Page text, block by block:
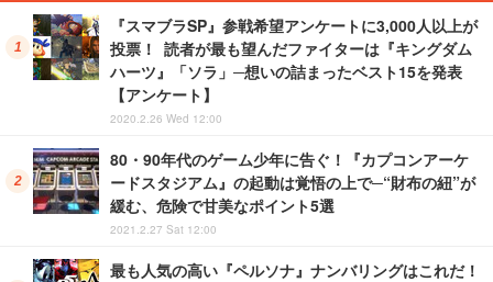
『スマブラSP』参戦希望アンケートに3,000人以上が
投票！ 読者が最も望んだファイターは『キングダム
ハーツ』「ソラ」─想いの詰まったベスト15を発表
【アンケート】
2020.2.26 Wed 12:00
80・90年代のゲーム少年に告ぐ！『カプコンアーケ
ードスタジアム』の起動は覚悟の上で─“財布の紐”が
緩む、危険で甘美なポイント5選
2021.2.27 Sat 12:00
最も人気の高い『ペルソナ』ナンバリングはこれだ！